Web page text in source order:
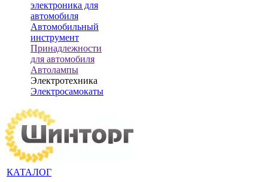
электроника для
автомобиля
Автомобильный
инструмент
Принадлежности
для автомобиля
Автолампы
Электротехника
Электросамокаты
КАТАЛОГ